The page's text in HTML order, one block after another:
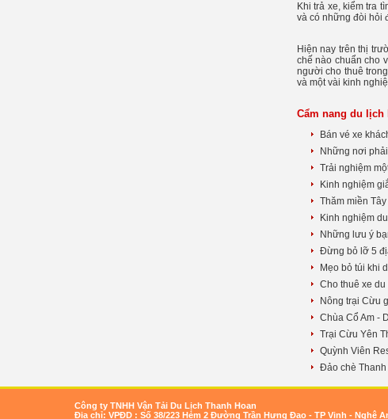
Khi trả xe, kiểm tra
và có những đòi hỏi
Hiện nay trên thị
chế nào chuẩn cho
người cho thuê
và một vài kinh
Cẩm nang du lịch
Bán vé xe
Những nơi
Trải nghiệm
Kinh nghiệm
Thăm miền
Kinh nghiệm
Những lưu ý
Đừng bỏ lỡ 5
Mẹo bỏ túi khi
Cho thuê xe
Nông trại Cừu
Chùa Cổ Am -
Trại Cừu Yên
Quỳnh Viên
Đảo chè
Công ty TNHH Vận Tải Du Lịch Thanh Hoan
Địa chỉ: VPĐD : Số 38/223 Hẻm 2 Đường Trần Hưng Đạo - TP Vinh - Nghệ